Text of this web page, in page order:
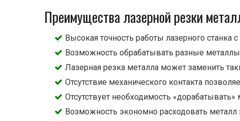
Преимущества лазерной резки
Высокая точность работы лазерного
Возможность обрабатывать разные
Лазерная резка металла может заменить
Отсутствие механического контакта
Отсутствует необходимость
Возможность экономно расходовать металл